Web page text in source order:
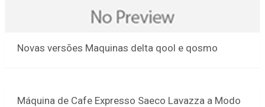
Novas versões Maquinas delta qool e qosmo
Máquina de Cafe Expresso Saeco Lavazza a Modo